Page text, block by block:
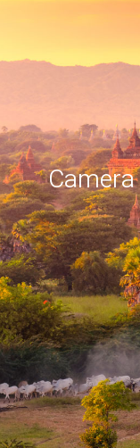
Camera